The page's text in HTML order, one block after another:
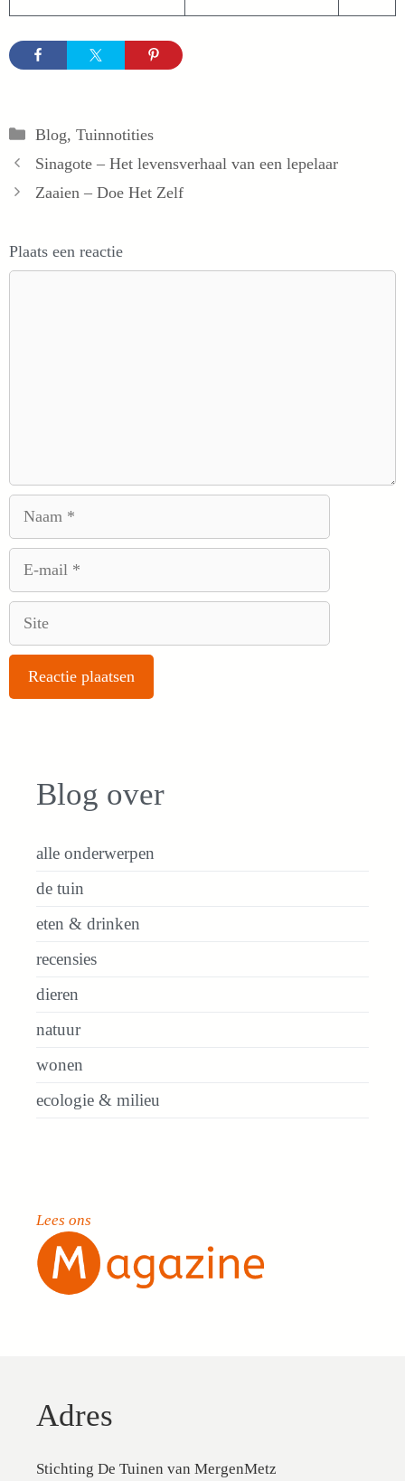
Categorieën
Blog, Tuinnotities
Sinagote – Het levensverhaal van een lepelaar
Zaaien – Doe Het Zelf
Plaats een reactie
Blog over
alle onderwerpen
de tuin
eten & drinken
recensies
dieren
natuur
wonen
ecologie & milieu
Lees ons
Adres
Stichting De Tuinen van MergenMetz